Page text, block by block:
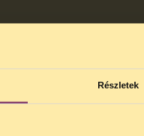
Részletek
fogomra, amely
hajkos peres
gatla dont növek
főzet